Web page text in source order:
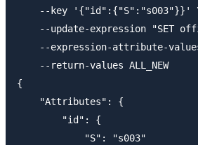
--key '{"id":{"S":"s003"}}'
--update-expression "SET
--expression-attribute-
    --return-values ALL_NEW
{
    "Attributes": {
        "id": {
            "S": "s003"